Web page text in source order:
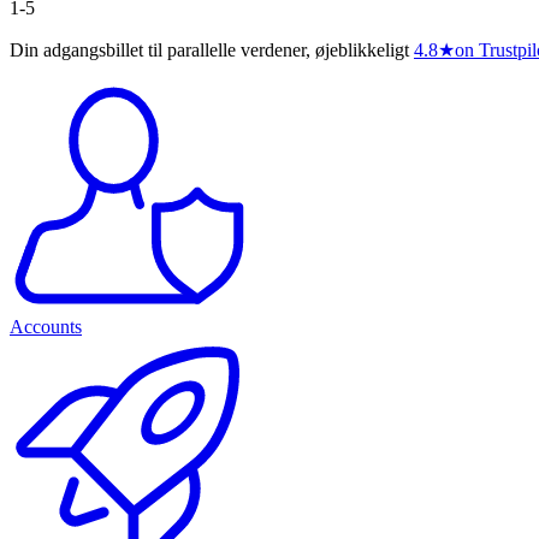
1-5
Din adgangsbillet til parallelle verdener, øjeblikkeligt 4.8★on
Accounts